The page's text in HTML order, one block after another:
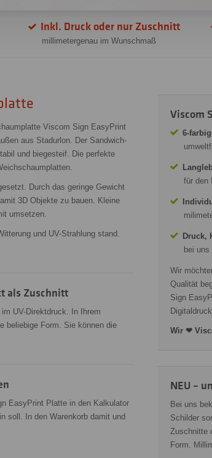
Inkl. Druck oder nur Zuschnitt
millimetergenau im Wunschmaß
Viscom Sign EasyPrint
aus Stadurlon. Der Sandwich-
und biegesteif. Die perfekte
Durch das geringe Gewicht
3D Objekte zu bauen. Kleine
umsetzen.
und UV-Strahlung stand.
als Zuschnitt
UV-Direktdruck. In Ihrem
beliebige Form. Sie können die
EasyPrint Platte in den Kalkulator
soll. In den Warenkorb damit und
Viscom
6-
für den
Druck,
bei
Wir
Qualität
Sign
Wir ❤
NEU –
Bei uns
Schilder
Zuschnitte
Form.